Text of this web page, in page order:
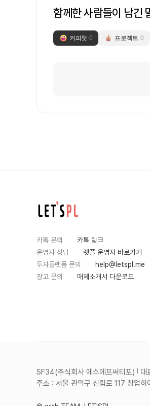
함께한 사람들이 남긴
커피챗 0 프로젝트 0
카톡 문의
카톡 링크
운영자 상담
렛플 운영자 바로가기
투자플랫폼 문의
help@letspl.me
광고 문의
매체소개서 다운로드
SF34(주식회사 에스에프써티포) 대
주소 : 서울 관악구 신림로 117 창업